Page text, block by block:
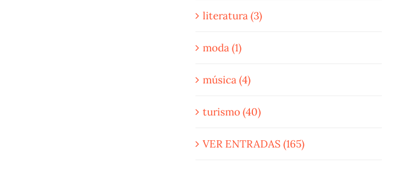
literatura (3)
moda (1)
música (4)
turismo (40)
VER ENTRADAS (165)